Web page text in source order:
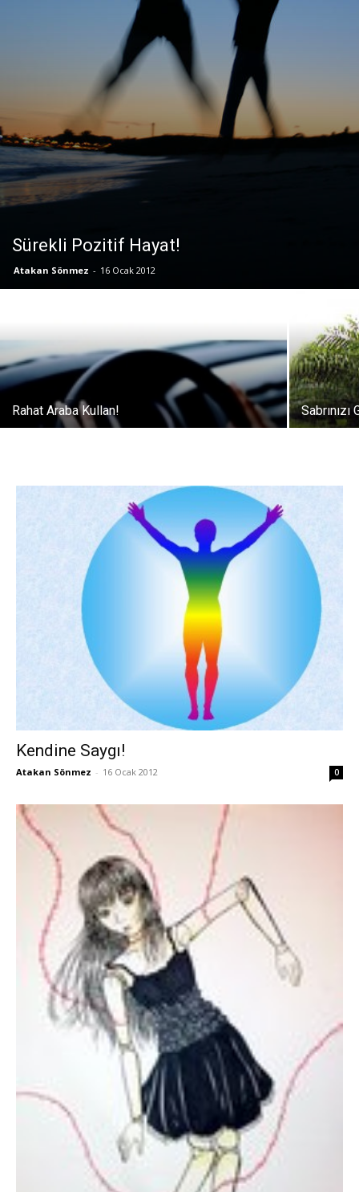
Sürekli Pozitif Hayat!
Atakan Sönmez - 16 Ocak 2012
Rahat Araba Kullan!
Kendine Saygı!
Atakan Sönmez - 16 Ocak 2012 0